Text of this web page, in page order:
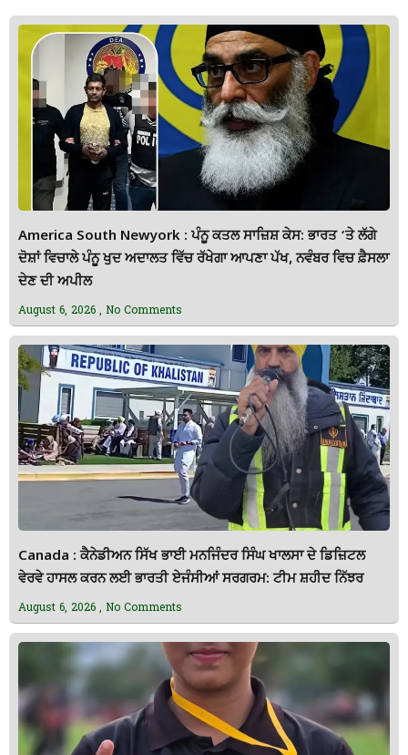
America South Newyork : ਪੰਨੂ ਕਤਲ ਸਾਜ਼ਿਸ਼ ਕੇਸ: ਭਾਰਤ ‘ਤੇ ਲੱਗੇ
ਦੋਸ਼ਾਂ ਵਿਚਾਲੇ ਪੰਨੂ ਖੁਦ ਅਦਾਲਤ ਵਿੱਚ ਰੱਖੇਗਾ ਆਪਣਾ ਪੱਖ, ਨਵੰਬਰ ਵਿਚ ਫ਼ੈਸਲਾ
ਦੇਣ ਦੀ ਅਪੀਲ
August 6, 2026 No Comments
Canada : ਕੈਨੇਡੀਅਨ ਸਿੱਖ ਭਾਈ ਮਨਜਿੰਦਰ ਸਿੰਘ ਖਾਲਸਾ ਦੇ ਡਿਜ਼ਿਟਲ
ਵੇਰਵੇ ਹਾਸਲ ਕਰਨ ਲਈ ਭਾਰਤੀ ਏਜੰਸੀਆਂ ਸਰਗਰਮ: ਟੀਮ ਸ਼ਹੀਦ ਨਿੱਝਰ
August 6, 2026 No Comments